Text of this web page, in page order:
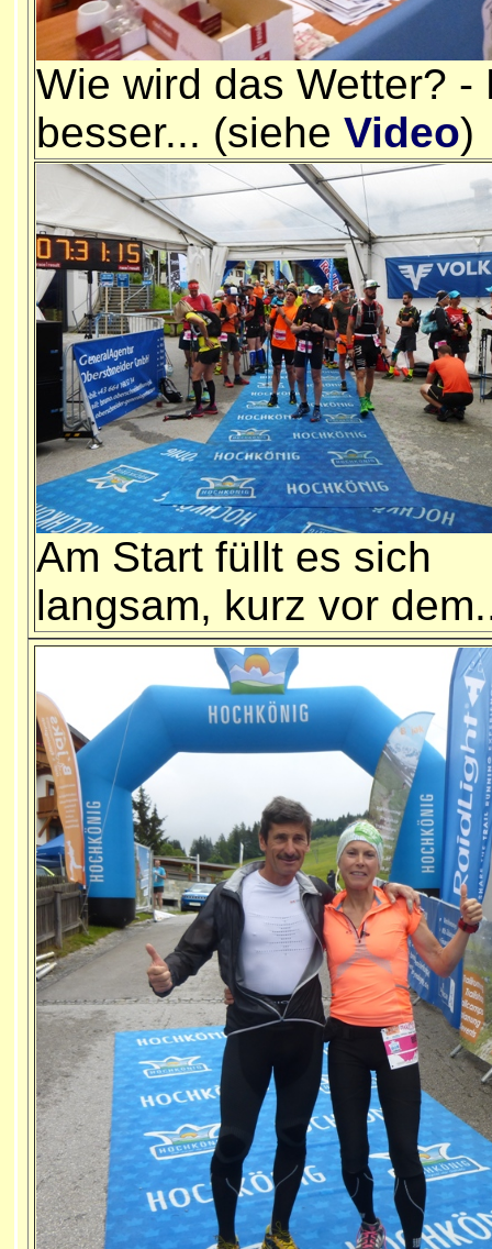
Wie wird das Wetter? -
besser... (siehe Video)
Am Start füllt es sich
langsam, kurz vor